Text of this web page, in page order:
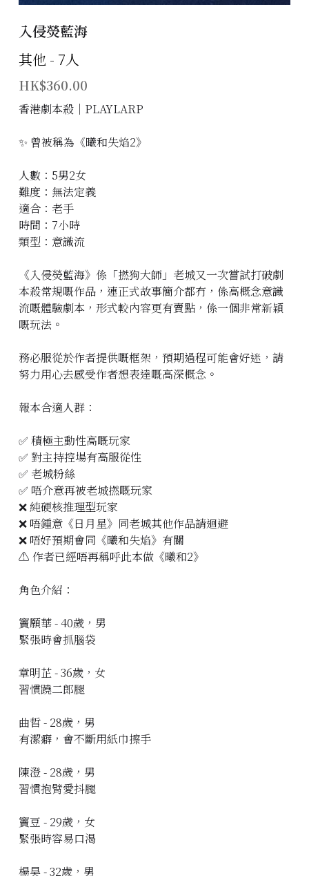
聯絡我們
Instagram
搜索
立即預約
入侵熒藍海
其他 - 7人
HK$360.00
香港劇本殺│PLAYLARP
✨ 曾被稱為《曦和失焰2》
人數：5男2女
難度：無法定義
適合：老手
時間：7小時
類型：意識流
《入侵熒藍海》係「撚狗大師」老城又一次嘗試打破劇
本殺常規嘅作品，連正式故事簡介都冇，係高概念意識
流嘅體驗劇本，形式較內容更有賣點，係一個非常新穎
嘅玩法。
務必服從於作者提供嘅框架，預期過程可能會好迷，請
努力用心去感受作者想表達嘅高深概念。
報本合適人群：
✅ 積極主動性高嘅玩家
✅ 對主持控場有高服從性
✅ 老城粉絲
✅ 唔介意再被老城撚嘅玩家
❌ 純硬核推理型玩家
❌ 唔鍾意《日月星》同老城其他作品請迴避
❌ 唔好預期會同《曦和失焰》有關
⚠️ 作者已經唔再稱呼此本做《曦和2》
角色介紹：
竇願華 - 40歲，男
緊張時會抓腦袋
章明芷 - 36歲，女
習慣蹺二郎腿
曲哲 - 28歲，男
有潔癖，會不斷用紙巾擦手
陳澄 - 28歲，男
習慣抱臂愛抖腿
竇豆 - 29歲，女
緊張時容易口渴
楊昊 - 32歲，男